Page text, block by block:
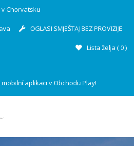
Chorvatsku
OGLASI SMJEŠTAJ BEZ PROVIZIJE
Lista želja (0)
aplikaci v Obchodu Play!